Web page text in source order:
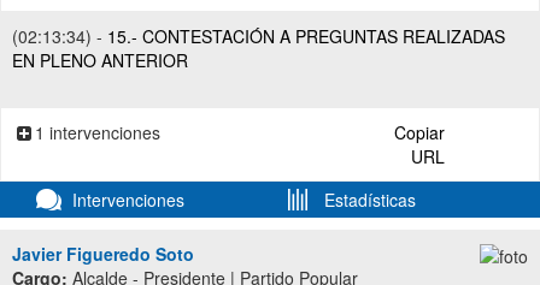
(02:13:34) - 15.- CONTESTACIÓN A PREGUNTAS REALIZADAS
EN PLENO ANTERIOR
1 intervenciones
Copiar
URL
Intervenciones
Estadísticas
Javier Figueredo Soto
Cargo: Alcalde - Presidente | Partido Popular